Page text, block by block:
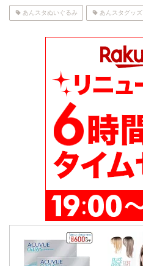
あんスタぬいぐるみ あんスタグッズ